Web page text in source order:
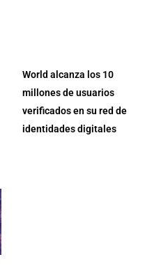
World alcanza los 10
millones de usuarios
verificados en su red de
identidades digitales